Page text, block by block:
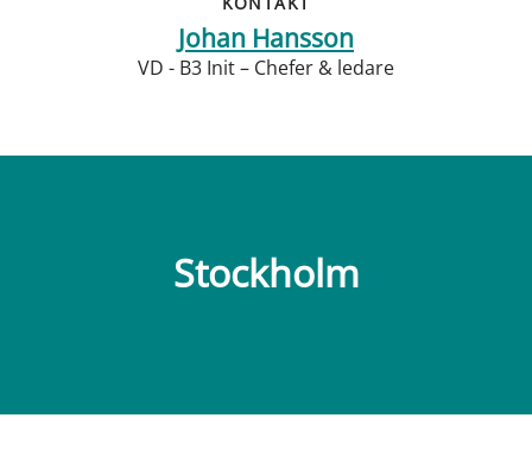
Johan Hansson
VD - B3 Init – Chefer & ledare
Stockholm